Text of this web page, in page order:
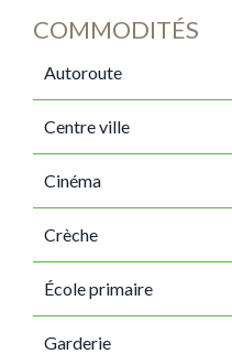
COMMODITÉS
Autoroute
Centre ville
Cinéma
Crèche
École primaire
Garderie